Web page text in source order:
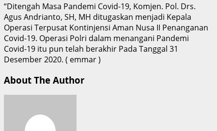
“Ditengah Masa Pandemi Covid-19, Komjen. Pol. Drs.
Agus Andrianto, SH, MH ditugaskan menjadi Kepala
Operasi Terpusat Kontinjensi Aman Nusa II Penanganan
Covid-19. Operasi Polri dalam menangani Pandemi
Covid-19 itu pun telah berakhir Pada Tanggal 31
Desember 2020. ( emmar )
About The Author